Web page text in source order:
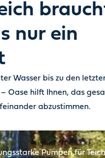
nur ein
Wasser bis zu den
– Oase hilft Ihnen, das
abzustimmen.
Pumpen für